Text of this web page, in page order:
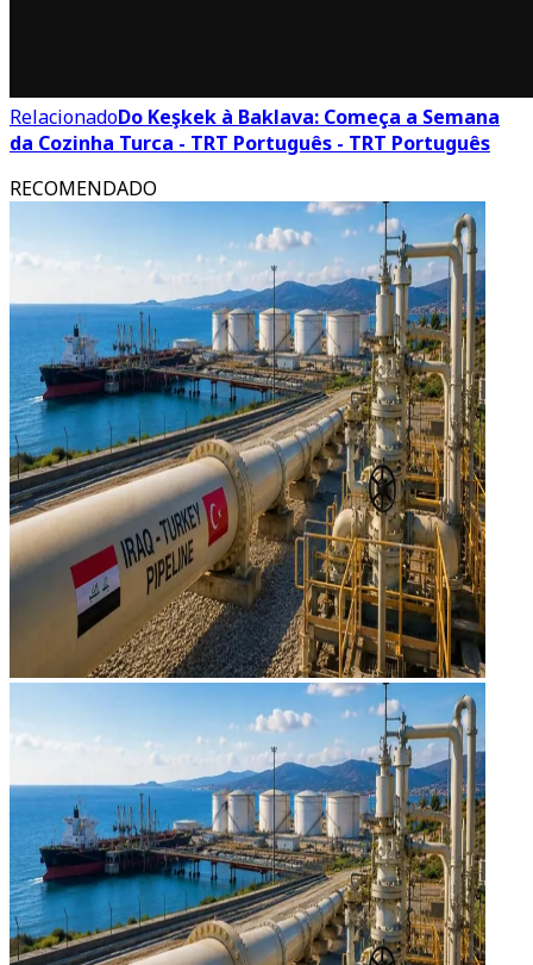
RelacionadoDo Keşkek à Baklava: Começa a Semana
da Cozinha Turca - TRT Português - TRT Português
RECOMENDADO